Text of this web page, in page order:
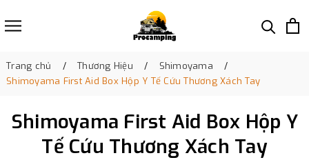
Trang chủ Thương Hiệu
Shimoyama
Shimoyama First Aid Box Hộp Y Tế Cứu Thương Xách Tay
Shimoyama First Aid Box Hộp Y
Tế Cứu Thương Xách Tay